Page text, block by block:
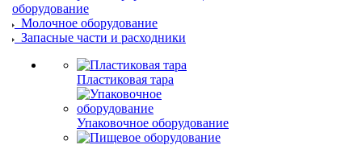
оборудование
Молочное оборудование
Запасные части и расходники
Пластиковая тара
Упаковочное оборудование